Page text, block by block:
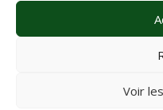
Voir
Réseaux